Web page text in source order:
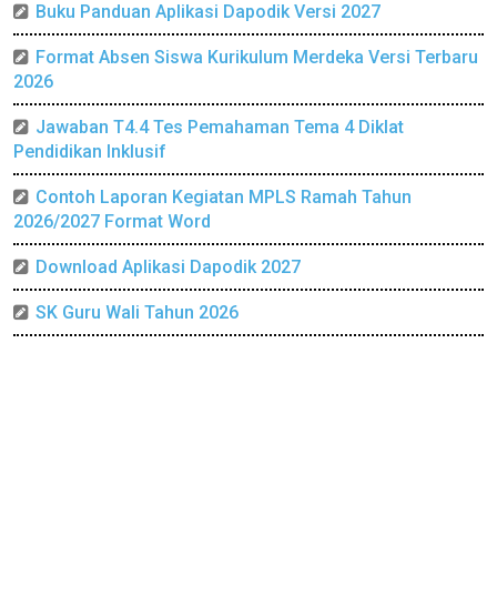
Buku Panduan Aplikasi Dapodik Versi 2027
Format Absen Siswa Kurikulum Merdeka Versi Terbaru
2026
Jawaban T4.4 Tes Pemahaman Tema 4 Diklat
Pendidikan Inklusif
Contoh Laporan Kegiatan MPLS Ramah Tahun
2026/2027 Format Word
Download Aplikasi Dapodik 2027
SK Guru Wali Tahun 2026